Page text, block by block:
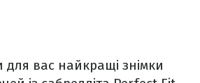
для вас найкращі знімки